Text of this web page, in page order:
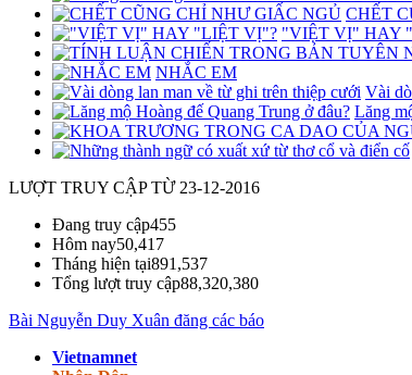
CHẾT
"VIỆT VỊ" HAY
NHẮC EM
Vài
Lăng
LƯỢT TRUY CẬP TỪ 23-12-2016
Đang truy cập455
Hôm nay50,417
Tháng hiện tại891,537
Tổng lượt truy cập88,320,380
Bài Nguyễn Duy Xuân đăng các báo
Vietnamnet